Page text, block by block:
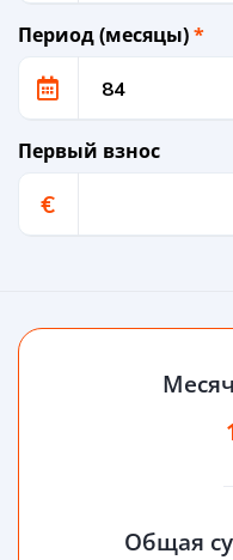
Период (месяцы)*
Первый взнос
€
Общая